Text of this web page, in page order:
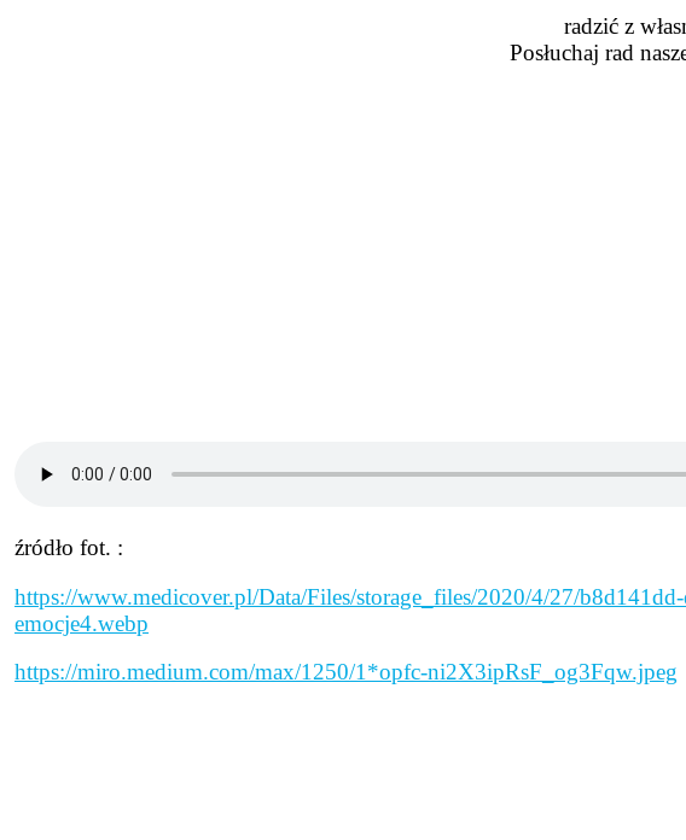
radzić z
Posłuchaj rad
źródło fot. :
https://www.medicover.pl/Data/Files/storage_files/2020/4/27/
emocje4.webp
https://miro.medium.com/max/1250/1*opfc-ni2X3ipRsF_og3Fqw.jpeg